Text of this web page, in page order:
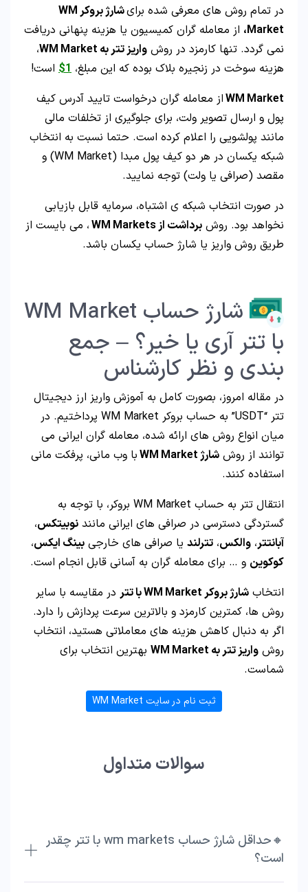
در تمام روش های معرفی شده برای
شارژ بروکر WM
Market، از معامله گران کمیسیون یا هزینه پنهانی دریافت
نمی گردد. تنها کارمزد در روش واریز تتر به WM Market
،
هزینه سوخت در زنجیره بلاک بوده که این مبلغ، 1$
است!
WM Marketاز معامله گران درخواست تایید آدرس کیف
پول و ارسال تصویر ولت، برای جلوگیری از تخلفات مالی
مانند پولشویی را اعلام کرده است. حتما نسبت به انتخاب
شبکه یکسان در هر دو کیف پول مبدا (WM Market) و
مقصد (صرافی یا ولت) توجه نمایید.
در صورت انتخاب شبکه ی اشتباه، سرمایه قابل بازیابی
نخواهد بود. روش برداشت از WM Markets
، می بایست از
طریق روش واریز یا شارژ حساب یکسان باشد.
شارژ حساب WM Market
با تتر آری یا خیر؟ – جمع
بندی و نظر کارشناس
در مقاله امروز، بصورت کامل به آموزش واریز ارز دیجیتال
تتر “USDT” به حساب بروکر WM Market پرداختیم. در
میان انواع روش های ارائه شده، معامله گران ایرانی می
توانند از روش شارژ WM Market
با وب مانی، پرفکت مانی
استفاده کنند.
انتقال تتر به حساب WM Market بروکر، با توجه به
گستردگی دسترسی در صرافی های ایرانی مانند نوبیتکس،
آبانتتر، والکس، تترلند یا صرافی های خارجی بینگ ایکس،
کوکوین و … برای معامله گران به آسانی قابل انجام است.
انتخاب شارژ بروکر WM Market با تتر
در مقایسه با سایر
روش ها، کمترین کارمزد و بالاترین سرعت پردازش را دارد.
اگر به دنبال کاهش هزینه های معاملاتی هستید، انتخاب
روش واریز تتر به WM Market
بهترین انتخاب برای
شماست.
ثبت نام در سایت WM Market
سوالات متداول
🔸حداقل شارژ حساب wm markets با تتر چقدر
است؟